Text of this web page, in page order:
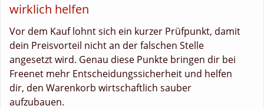
wirklich helfen
Vor dem Kauf lohnt sich ein kurzer Prüfpunkt, damit
dein Preisvorteil nicht an der falschen Stelle
angesetzt wird. Genau diese Punkte bringen dir bei
Freenet mehr Entscheidungssicherheit und helfen
dir, den Warenkorb wirtschaftlich sauber
aufzubauen.